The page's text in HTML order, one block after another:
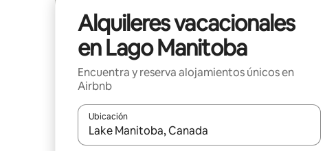
Alquileres vacacionales
en Lago Manitoba
Encuentra y reserva alojamientos únicos en
Airbnb
Ubicación
Cuando los resultados estén disponibles, navega